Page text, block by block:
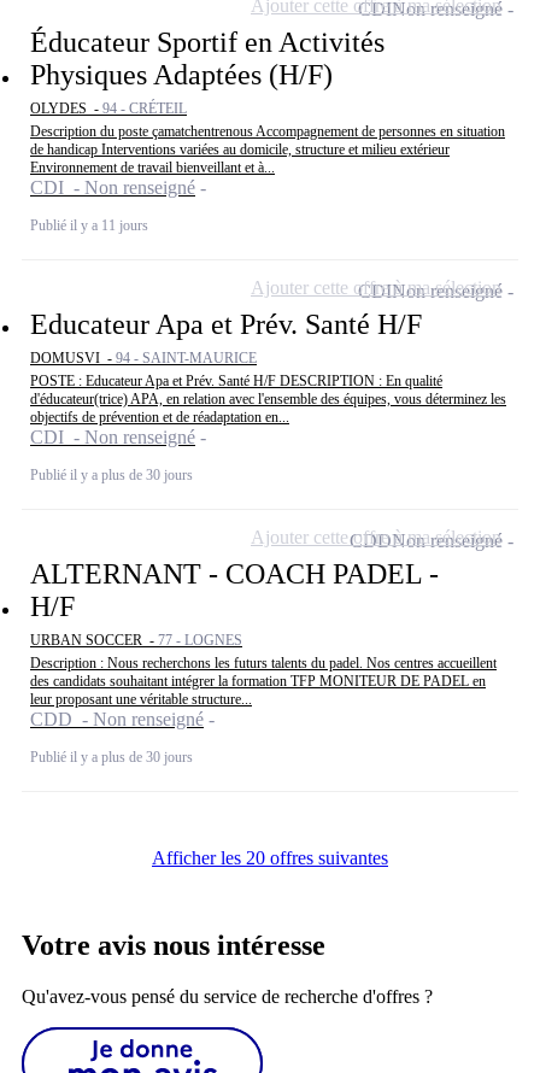
Éducateur Sportif en Activités
Physiques Adaptées (H/F)
OLYDES - 94 - CRÉTEIL
Description du poste çamatchentrenous Accompagnement de personnes en situation
de handicap Interventions variées au domicile, structure et milieu extérieur
Environnement de travail bienveillant et à...
CDI - Non renseigné
Publié il y a 11 jours
CDINon renseigné
Ajouter cette offre à ma sélection
Educateur Apa et Prév. Santé H/F
DOMUSVI - 94 - SAINT-MAURICE
POSTE : Educateur Apa et Prév. Santé H/F DESCRIPTION : En qualité
d'éducateur(trice) APA, en relation avec l'ensemble des équipes, vous déterminez les
objectifs de prévention et de réadaptation en...
CDI - Non renseigné
Publié il y a plus de 30 jours
CDINon renseigné
Ajouter cette offre à ma sélection
ALTERNANT - COACH PADEL -
H/F
URBAN SOCCER - 77 - LOGNES
Description : Nous recherchons les futurs talents du padel. Nos centres accueillent
des candidats souhaitant intégrer la formation TFP MONITEUR DE PADEL en
leur proposant une véritable structure...
CDD - Non renseigné
Publié il y a plus de 30 jours
CDDNon renseigné
Ajouter cette offre à ma sélection
Afficher les 20 offres suivantes
Votre avis nous intéresse
Qu'avez-vous pensé du service de recherche d'offres ?